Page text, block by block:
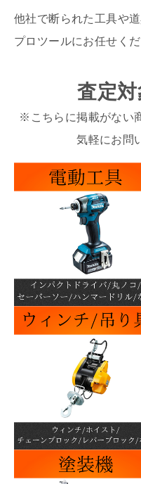
他社で断られた工具や
プロツールにお任せく
査定
※こちらに掲載がない
気軽にお問